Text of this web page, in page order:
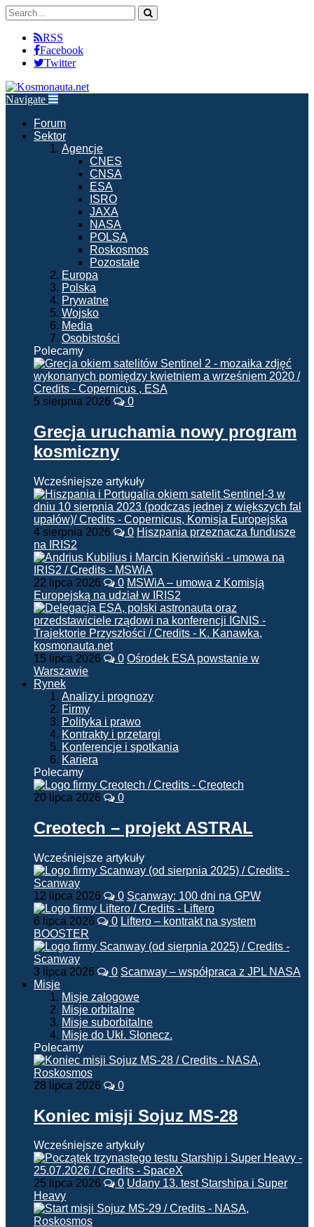
RSS
Facebook
Twitter
Navigate
Forum
Sektor
Agencje
CNES
CNSA
ESA
ISRO
JAXA
NASA
POLSA
Roskosmos
Pozostałe
Europa
Polska
Prywatne
Wojsko
Media
Osobistości
Polecamy
5 sierpnia 2026 0
Grecja uruchamia nowy program
kosmiczny
Wcześniejsze artykuły
4 sierpnia 2026 0 Hiszpania przeznacza fundusze
na IRIS2
22 lipca 2026 0 MSWiA – umowa z Komisją
Europejską na udział w IRIS2
15 lipca 2026 0 Ośrodek ESA powstanie w
Warszawie
Rynek
Analizy i prognozy
Firmy
Polityka i prawo
Kontrakty i przetargi
Konferencje i spotkania
Kariera
Polecamy
20 lipca 2026 0
Creotech – projekt ASTRAL
Wcześniejsze artykuły
12 lipca 2026 0 Scanway: 100 dni na GPW
6 lipca 2026 0 Liftero – kontrakt na system
BOOSTER
3 lipca 2026 0 Scanway – współpraca z JPL NASA
Misje
Misje załogowe
Misje orbitalne
Misje suborbitalne
Misje do Ukł. Słonecz.
Polecamy
28 lipca 2026 0
Koniec misji Sojuz MS-28
Wcześniejsze artykuły
25 lipca 2026 0 Udany 13. test Starshipa i Super
Heavy